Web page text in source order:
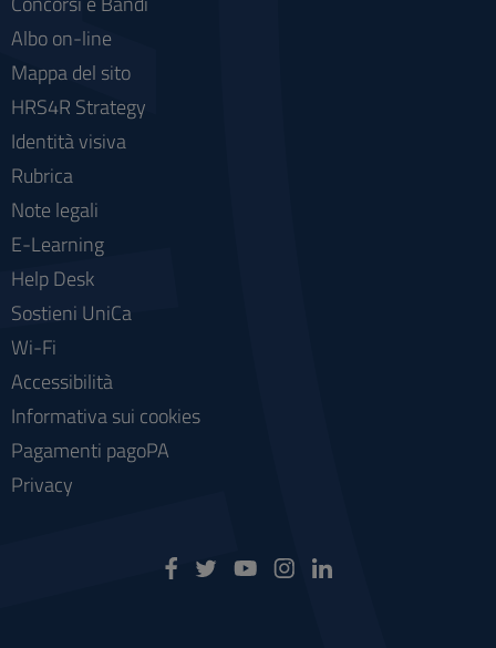
Albo on-line
Mappa del sito
HRS4R Strategy
Identità visiva
Rubrica
Note legali
E-Learning
Help Desk
Sostieni UniCa
Wi-Fi
Accessibilità
Informativa sui cookies
Pagamenti pagoPA
Privacy